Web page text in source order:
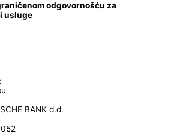
odgovornošću za
usluge
BANK d.d.